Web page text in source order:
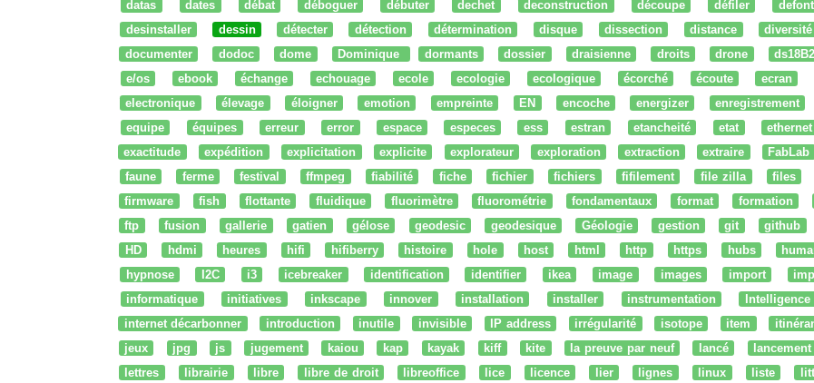
datas
dates débat déboguer débuter dechet deconstruction découpe défiler defont
desinstaller
dessin détecter détection détermination disque dissection distance diversité
documenter
dodoc dome Dominique dormants dossier draisienne droits drone
e/os
ebook échange echouage ecole ecologie ecologique écorché écoute ecran
electronique
élevage éloigner emotion empreinte EN encoche energizer enregistrement
equipe
équipes erreur error espace especes ess estran etancheité etat ethernet
exactitude
expédition explicitation explicite explorateur exploration extraction extraire FabLab
faune
ferme festival ffmpeg fiabilité fiche fichier fichiers fifilement file zilla files
firmware
fish flottante fluidique fluorimètre fluorométrie fondamentaux format formation
ftp
fusion gallerie gatien gélose geodesic geodesique Géologie gestion git github
HD
hdmi heures hifi hifiberry histoire hole host html http https hubs
hypnose
I2C i3 icebreaker identification identifier ikea image images import
informatique
initiatives inkscape innover installation installer instrumentation
internet décarbonner
introduction inutile invisible IP address irrégularité isotope item
jeux
jpg js jugement kaiou kap kayak kiff kite la preuve par neuf lancé lancement
lettres
librairie libre libre de droit libreoffice lice licence lier lignes linux liste